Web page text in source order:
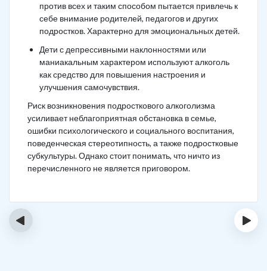
против всех и таким способом пытается привлечь к
себе внимание родителей, педагогов и других
подростков. Характерно для эмоциональных детей.
Дети с депрессивными наклонностями или
маниакальным характером используют алкоголь
как средство для повышения настроения и
улучшения самочувствия.
Риск возникновения подросткового алкоголизма
усиливает неблагоприятная обстановка в семье,
ошибки психологического и социального воспитания,
поведенческая стереотипность, а также подростковые
субкультуры. Однако стоит понимать, что ничто из
перечисленного не является приговором.
‹ ›